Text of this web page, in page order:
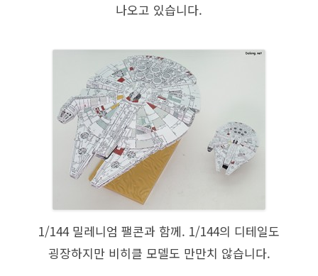
나오고 있습니다.
1/144 밀레니엄 팰콘과 함께. 1/144의 디테일도
굉장하지만 비히클 모델도 만만치 않습니다.